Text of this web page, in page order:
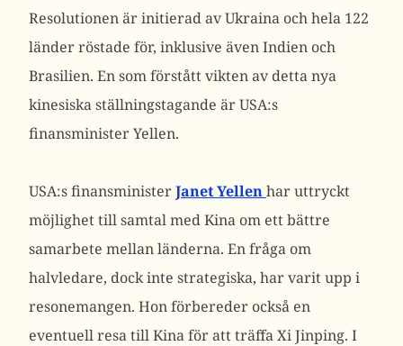
Resolutionen är initierad av Ukraina och hela 122
länder röstade för, inklusive även Indien och
Brasilien. En som förstått vikten av detta nya
kinesiska ställningstagande är USA:s
finansminister Yellen.
USA:s finansministerJanet Yellenhar uttryckt
möjlighet till samtal med Kina om ett bättre
samarbete mellan länderna. En fråga om
halvledare, dock inte strategiska, har varit upp i
resonemangen. Hon förbereder också en
eventuell resa till Kina för att träffa Xi Jinping. I